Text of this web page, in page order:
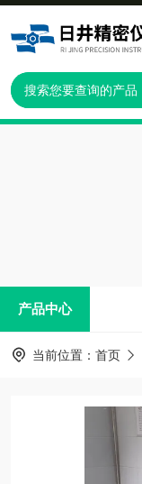
产品中心
当前位置： 首页